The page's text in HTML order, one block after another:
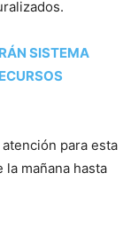
SISTEMA
para esta
la mañana hasta